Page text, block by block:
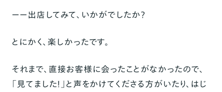
ーー出店してみて、いかがでしたか？
とにかく、楽しかったです。
それまで、直接お客様に会ったことがなかったので、
「見てました！」と声をかけてくださる方がいたり、はじ